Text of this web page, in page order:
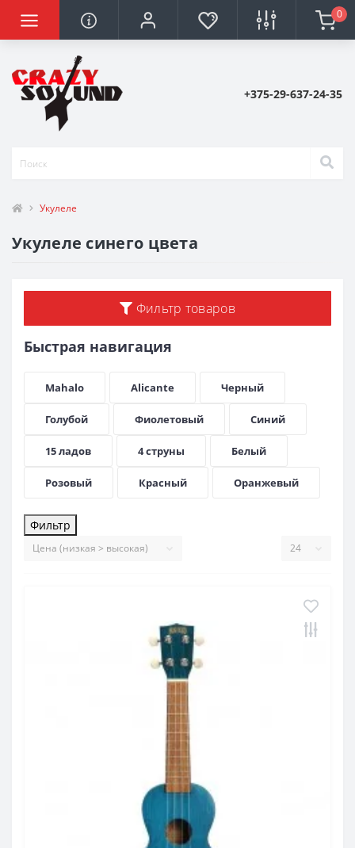
0
+375-29-637-24-35
Укулеле
Укулеле синего цвета
Фильтр товаров
Быстрая навигация
Mahalo Alicante Черный
Голубой Фиолетовый Синий
15 ладов 4 струны Белый
Розовый Красный Оранжевый
Фильтр